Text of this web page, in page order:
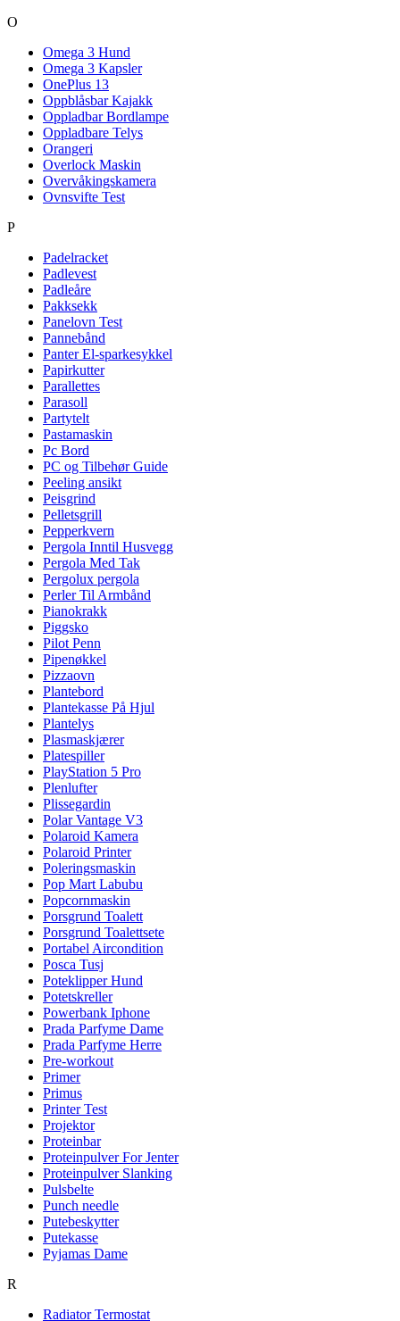
O
Omega 3 Hund
Omega 3 Kapsler
OnePlus 13
Oppblåsbar Kajakk
Oppladbar Bordlampe
Oppladbare Telys
Orangeri
Overlock Maskin
Overvåkingskamera
Ovnsvifte Test
P
Padelracket
Padlevest
Padleåre
Pakksekk
Panelovn Test
Pannebånd
Panter El-sparkesykkel
Papirkutter
Parallettes
Parasoll
Partytelt
Pastamaskin
Pc Bord
PC og Tilbehør Guide
Peeling ansikt
Peisgrind
Pelletsgrill
Pepperkvern
Pergola Inntil Husvegg
Pergola Med Tak
Pergolux pergola
Perler Til Armbånd
Pianokrakk
Piggsko
Pilot Penn
Pipenøkkel
Pizzaovn
Plantebord
Plantekasse På Hjul
Plantelys
Plasmaskjærer
Platespiller
PlayStation 5 Pro
Plenlufter
Plissegardin
Polar Vantage V3
Polaroid Kamera
Polaroid Printer
Poleringsmaskin
Pop Mart Labubu
Popcornmaskin
Porsgrund Toalett
Porsgrund Toalettsete
Portabel Aircondition
Posca Tusj
Poteklipper Hund
Potetskreller
Powerbank Iphone
Prada Parfyme Dame
Prada Parfyme Herre
Pre-workout
Primer
Primus
Printer Test
Projektor
Proteinbar
Proteinpulver For Jenter
Proteinpulver Slanking
Pulsbelte
Punch needle
Putebeskytter
Putekasse
Pyjamas Dame
R
Radiator Termostat